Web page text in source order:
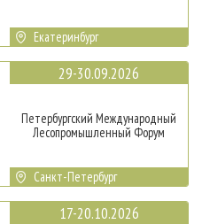
Екатеринбург
29-30.09.2026
Петербургский Международный
Лесопромышленный Форум
Санкт-Петербург
17-20.10.2026